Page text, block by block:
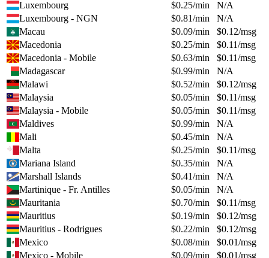
Luxembourg
$0.25/min
N/A
Luxembourg - NGN
$0.81/min
N/A
Macau
$0.09/min $0.12/msg
Macedonia
$0.25/min $0.11/msg
Macedonia - Mobile
$0.63/min $0.11/msg
Madagascar
$0.99/min
N/A
Malawi
$0.52/min $0.12/msg
Malaysia
$0.05/min $0.11/msg
Malaysia - Mobile
$0.05/min $0.11/msg
Maldives
$0.99/min
N/A
Mali
$0.45/min
N/A
Malta
$0.25/min $0.11/msg
Mariana Island
$0.35/min
N/A
Marshall Islands
$0.41/min
N/A
Martinique - Fr. Antilles
$0.05/min
N/A
Mauritania
$0.70/min $0.11/msg
Mauritius
$0.19/min $0.12/msg
Mauritius - Rodrigues
$0.22/min $0.12/msg
Mexico
$0.08/min $0.01/msg
Mexico - Mobile
$0.09/min $0.01/msg